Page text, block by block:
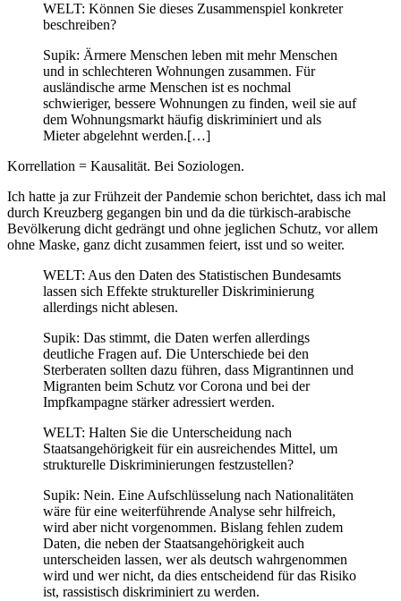
WELT: Können Sie dieses Zusammenspiel konkreter
beschreiben?
Supik: Ärmere Menschen leben mit mehr Menschen
und in schlechteren Wohnungen zusammen. Für
ausländische arme Menschen ist es nochmal
schwieriger, bessere Wohnungen zu finden, weil sie auf
dem Wohnungsmarkt häufig diskriminiert und als
Mieter abgelehnt werden.[…]
Korrellation = Kausalität. Bei Soziologen.
Ich hatte ja zur Frühzeit der Pandemie schon berichtet, dass ich mal
durch Kreuzberg gegangen bin und da die türkisch-arabische
Bevölkerung dicht gedrängt und ohne jeglichen Schutz, vor allem
ohne Maske, ganz dicht zusammen feiert, isst und so weiter.
WELT: Aus den Daten des Statistischen Bundesamts
lassen sich Effekte struktureller Diskriminierung
allerdings nicht ablesen.
Supik: Das stimmt, die Daten werfen allerdings
deutliche Fragen auf. Die Unterschiede bei den
Sterberaten sollten dazu führen, dass Migrantinnen und
Migranten beim Schutz vor Corona und bei der
Impfkampagne stärker adressiert werden.
WELT: Halten Sie die Unterscheidung nach
Staatsangehörigkeit für ein ausreichendes Mittel, um
strukturelle Diskriminierungen festzustellen?
Supik: Nein. Eine Aufschlüsselung nach Nationalitäten
wäre für eine weiterführende Analyse sehr hilfreich,
wird aber nicht vorgenommen. Bislang fehlen zudem
Daten, die neben der Staatsangehörigkeit auch
unterscheiden lassen, wer als deutsch wahrgenommen
wird und wer nicht, da dies entscheidend für das Risiko
ist, rassistisch diskriminiert zu werden.